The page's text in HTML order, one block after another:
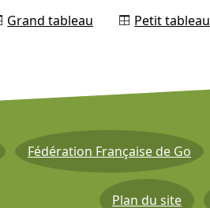
Grand tableau Petit tableau
Fédération Française de Go
Plan du site